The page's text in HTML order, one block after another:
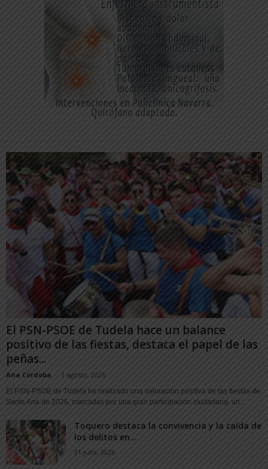
El PSN-PSOE de Tudela hace un balance
positivo de las fiestas, destaca el papel de las
peñas...
Ana Córdoba - 1 agosto, 2026
El PSN-PSOE de Tudela ha realizado una valoración positiva de las fiestas de
Santa Ana de 2026, marcadas por una gran participación ciudadana, un...
Toquero destaca la convivencia y la caída de
los delitos en...
31 julio, 2026